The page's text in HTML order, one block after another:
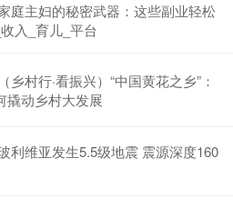
庭主妇的秘密武器：这些副业轻松
入_育儿_平台
乡村行·看振兴）“中国黄花之乡”：
撬动乡村大发展
利维亚发生5.5级地震 震源深度160